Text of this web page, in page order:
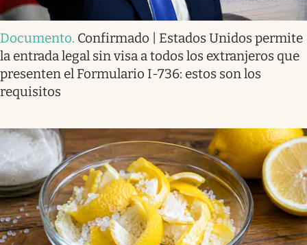
Documento. Confirmado | Estados Unidos permite
la entrada legal sin visa a todos los extranjeros que
presenten el Formulario I-736: estos son los
requisitos